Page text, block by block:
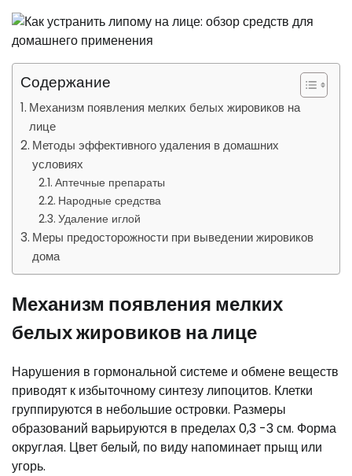
Содержание
Механизм появления мелких белых жировиков на
лице
Методы эффективного удаления в домашних
условиях
Аптечные препараты
Народные средства
Удаление иглой
Меры предосторожности при выведении жировиков
дома
Механизм появления мелких
белых жировиков на лице
Нарушения в гормональной системе и обмене веществ
приводят к избыточному синтезу липоцитов. Клетки
группируются в небольшие островки. Размеры
образований варьируются в пределах 0,3 -3 см. Форма
округлая. Цвет белый, по виду напоминает прыщ или
угорь.